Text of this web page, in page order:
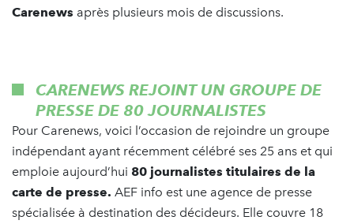
Carenews après plusieurs mois de discussions.
CARENEWS REJOINT UN GROUPE DE
PRESSE DE 80 JOURNALISTES
Pour Carenews, voici l’occasion de rejoindre un groupe
indépendant ayant récemment célébré ses 25 ans et qui
emploie aujourd’hui 80 journalistes titulaires de la
carte de presse. AEF info est une agence de presse
spécialisée à destination des décideurs. Elle couvre 18